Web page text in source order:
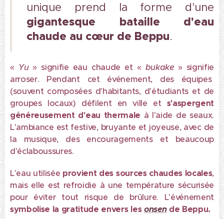
unique prend la forme d'une
gigantesque bataille d'eau
chaude au cœur de Beppu.
« Yu» signifie eau chaude et « bukake» signifie
arroser. Pendant cet événement, des équipes
(souvent composées d'habitants, d'étudiants et de
groupes locaux) défilent en ville et s'aspergent
généreusement d'eau thermale à l'aide de seaux.
L'ambiance est festive, bruyante et joyeuse, avec de
la musique, des encouragements et beaucoup
d'éclaboussures.
L'eau utilisée provient des sources chaudes locales,
mais elle est refroidie à une température sécurisée
pour éviter tout risque de brûlure. L'événement
symbolise la gratitude envers lesonsende Beppu.